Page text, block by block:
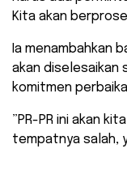
Kita akan
​Ia menambahkan
akan
komitmen
​”PR-PR ini akan
tempatnya salah,